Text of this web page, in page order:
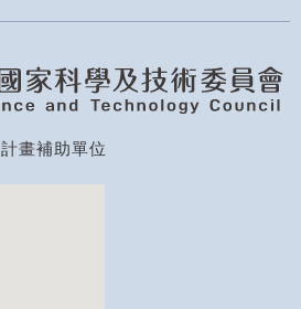
計畫補助單位